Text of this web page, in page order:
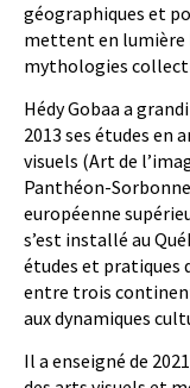
géographiques et
mettent en lumière
mythologies
Hédy Gobaa a
2013 ses études en
visuels (Art de
Panthéon-Sorbonne
européenne
s’est installé au
études et pratiques
entre trois
aux dynamiques
Il a enseigné de